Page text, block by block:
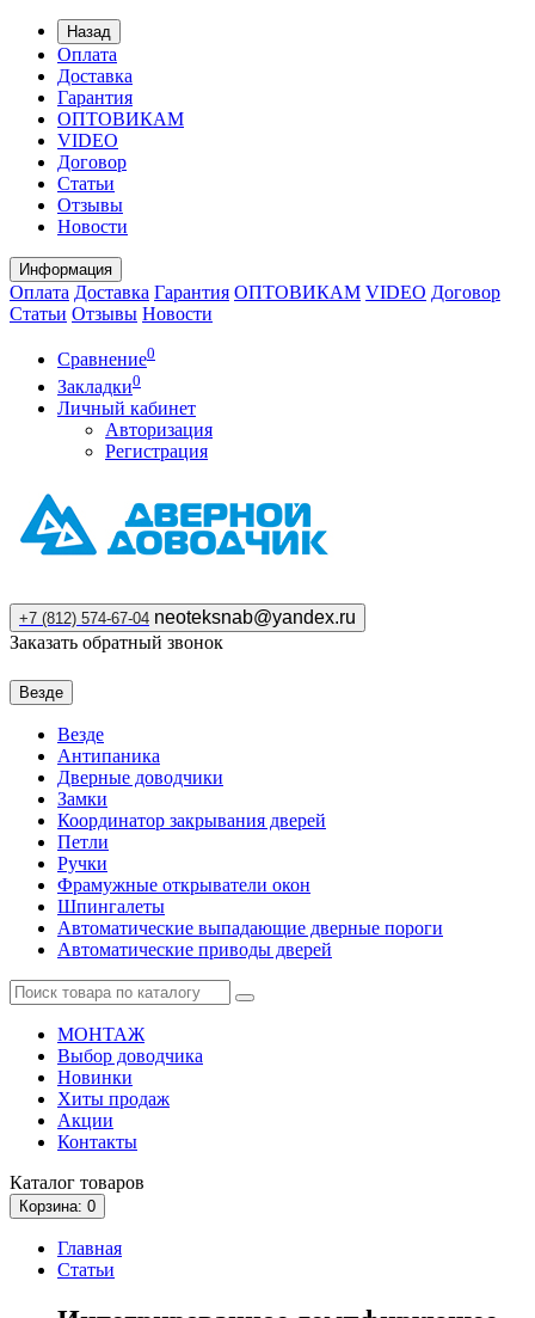
Назад
Оплата
Доставка
Гарантия
ОПТОВИКАМ
VIDEO
Договор
Статьи
Отзывы
Новости
Информация
Оплата Доставка Гарантия ОПТОВИКАМ VIDEO Договор
Статьи Отзывы Новости
Сравнение0
Закладки0
Личный кабинет
Авторизация
Регистрация
+7 (812) 574-67-04 neoteksnab@yandex.ru
Заказать обратный звонок
Везде
Везде
Антипаника
Дверные доводчики
Замки
Координатор закрывания дверей
Петли
Ручки
Фрамужные открыватели окон
Шпингалеты
Автоматические выпадающие дверные пороги
Автоматические приводы дверей
МОНТАЖ
Выбор доводчика
Новинки
Хиты продаж
Акции
Контакты
Каталог товаров
Корзина: 0
Главная
Статьи